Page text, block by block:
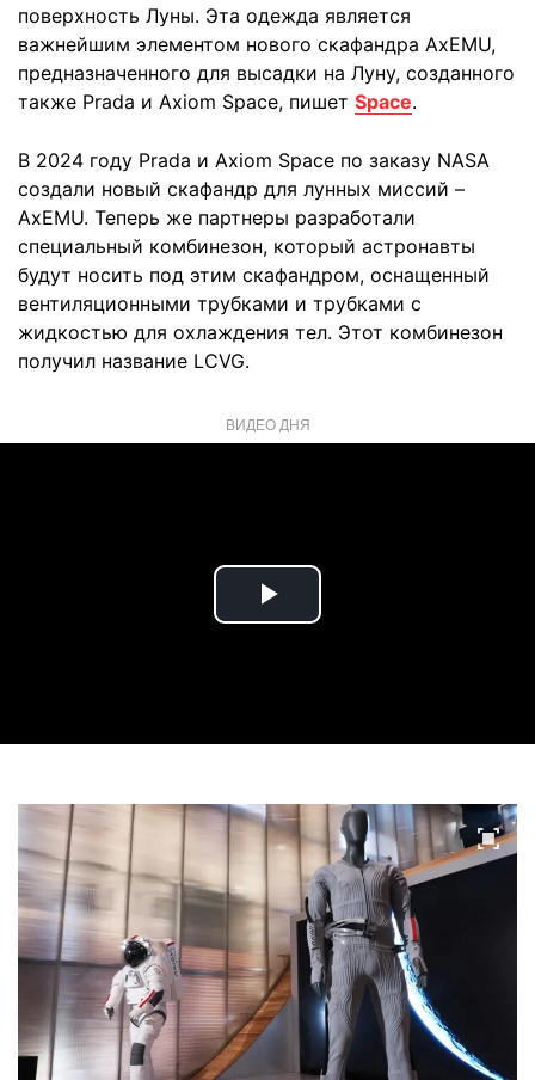
поверхность Луны. Эта одежда является
важнейшим элементом нового скафандра AxEMU,
предназначенного для высадки на Луну, созданного
также Prada и Axiom Space, пишет Space.
В 2024 году Prada и Axiom Space по заказу NASA
создали новый скафандр для лунных миссий –
AxEMU. Теперь же партнеры разработали
специальный комбинезон, который астронавты
будут носить под этим скафандром, оснащенный
вентиляционными трубками и трубками с
жидкостью для охлаждения тел. Этот комбинезон
получил название LCVG.
ВИДЕО ДНЯ
Play